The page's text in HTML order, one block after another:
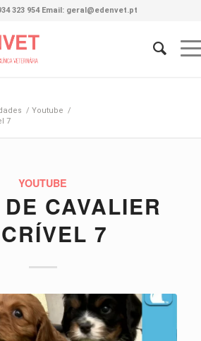
323 954 Email: geral@edenvet.pt
/ Youtube /
7
YOUTUBE
DE CAVALIER
7